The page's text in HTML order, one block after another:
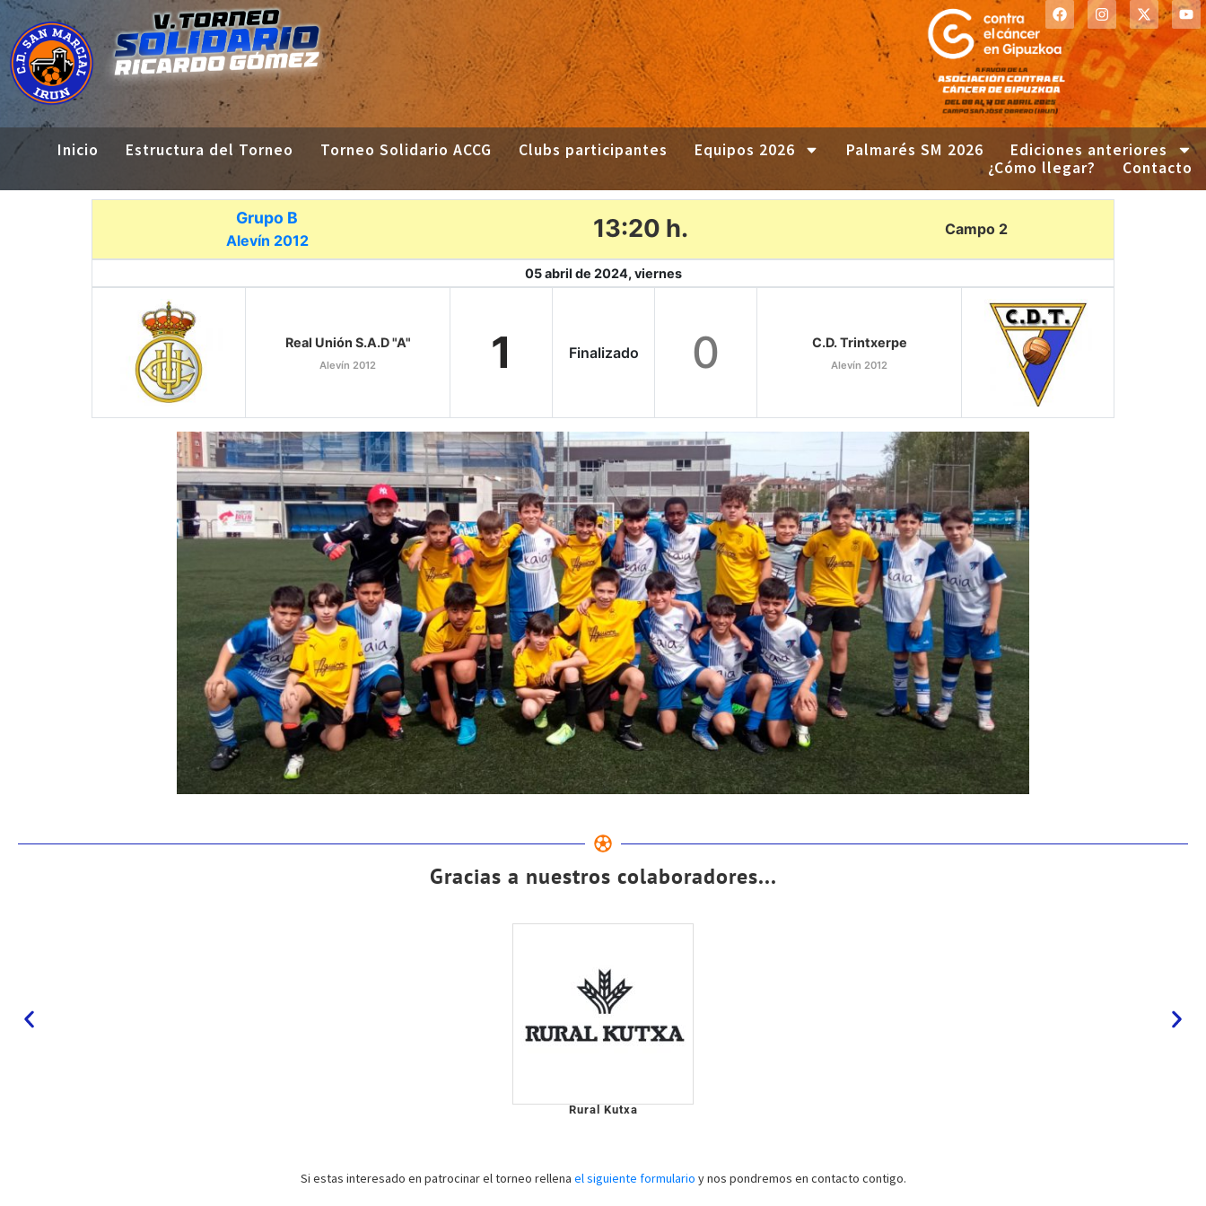
Inicio Estructura del Torneo Torneo Solidario ACCG Clubs participantes Equipos 2026 Palmarés SM 2026
Ediciones anteriores
¿Cómo llegar?
Contacto
Grupo B
Alevín 2012 13:20 h. Campo 2
05 abril de 2024, viernes
Real Unión S.A.D "A"
Alevín 2012 1 Finalizado 0 C.D. Trintxerpe
Alevín 2012
Gracias a nuestros colaboradores...
Rural Kutxa
Si estas interesado en patrocinar el torneo rellena el siguiente formulario y nos pondremos en contacto contigo.